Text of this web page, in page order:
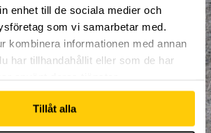
enhet till de sociala medier och
som vi samarbetar med.
kombinera informationen med annan
har tillhandahållit eller som de har
Tillåt alla
0
0